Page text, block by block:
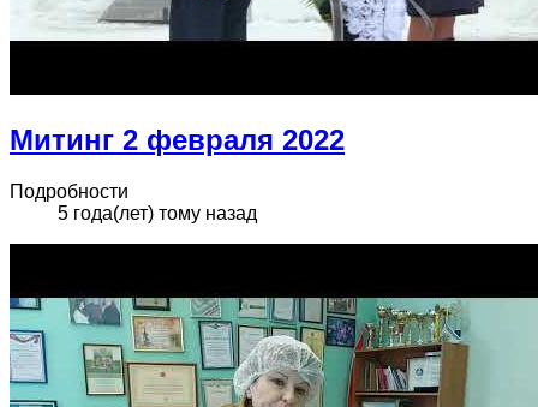
Митинг 2 февраля 2022
Подробности
5 года(лет) тому назад